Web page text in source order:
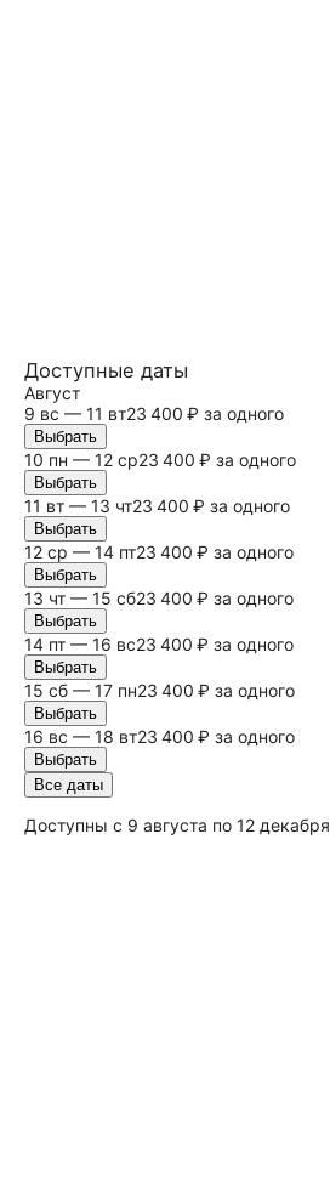
Доступные даты
Август
9 вс — 11 вт23 400 ₽ за одного
Выбрать
10 пн — 12 ср23 400 ₽ за одного
Выбрать
11 вт — 13 чт23 400 ₽ за одного
Выбрать
12 ср — 14 пт23 400 ₽ за одного
Выбрать
13 чт — 15 сб23 400 ₽ за одного
Выбрать
14 пт — 16 вс23 400 ₽ за одного
Выбрать
15 сб — 17 пн23 400 ₽ за одного
Выбрать
16 вс — 18 вт23 400 ₽ за одного
Выбрать
Все даты
Доступны с 9 августа по 12 декабря